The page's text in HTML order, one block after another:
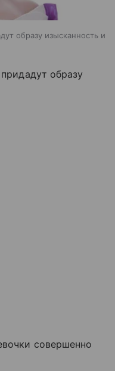
образу изысканность и
образу
совершенно